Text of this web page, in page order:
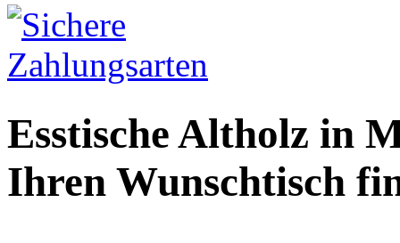
Esstische Altholz in
Ihren Wunschtisch